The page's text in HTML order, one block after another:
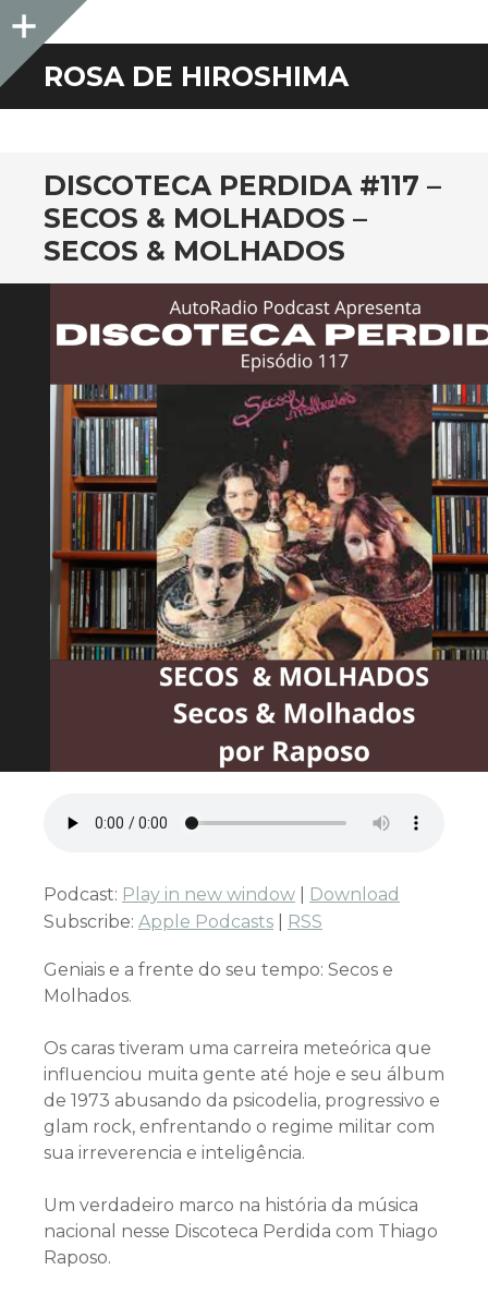
Sidebar
ROSA DE HIROSHIMA
DISCOTECA PERDIDA #117 –
SECOS & MOLHADOS –
SECOS & MOLHADOS
Podcast: Play in new window
Download
Subscribe: Apple Podcasts RSS
Geniais e a frente do seu tempo: Secos e
Molhados.
Os caras tiveram uma carreira meteórica que
influenciou muita gente até hoje e seu álbum
de 1973 abusando da psicodelia, progressivo e
glam rock, enfrentando o regime militar com
sua irreverencia e inteligência.
Um verdadeiro marco na história da música
nacional nesse Discoteca Perdida com Thiago
Raposo.